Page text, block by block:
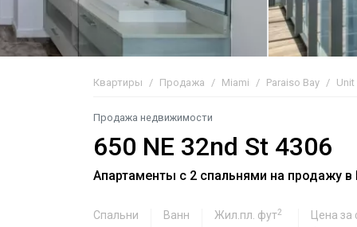
Квартиры Продажа Miami Paraiso Bay Unit
Продажа недвижимости
650 NE 32nd St 4306
Апартаменты с 2 спальнями на продажу в
Спальни Ванн Жил.пл. фут2 Цена за